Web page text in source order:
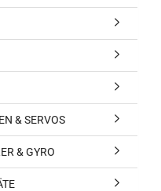
& SERVOS
& GYRO